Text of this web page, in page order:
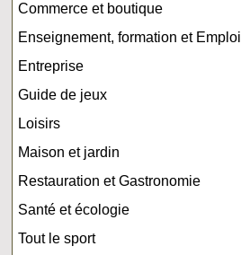
Commerce et boutique
Enseignement, formation et Emploi
Entreprise
Guide de jeux
Loisirs
Maison et jardin
Restauration et Gastronomie
Santé et écologie
Tout le sport